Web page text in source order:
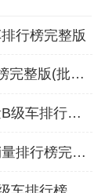
行榜完整版
2025年12月全国MPV销量排行榜完整版(批发量
2023年6月全国新能源MPV销量B级车排行榜完整版
2018年8月全国MPV汽车厂商销量排行榜完整版